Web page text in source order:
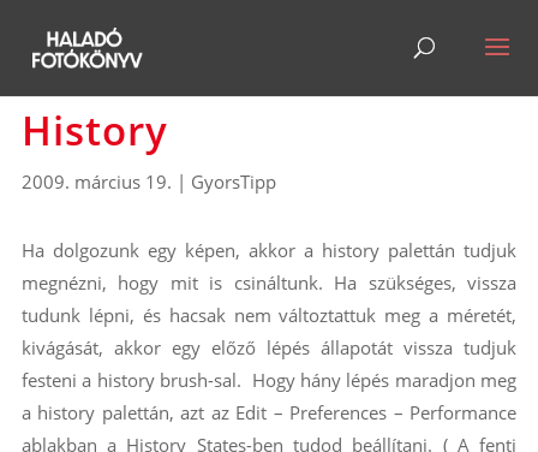
History
2009. március 19. | GyorsTipp
Ha dolgozunk egy képen, akkor a history palettán tudjuk
megnézni, hogy mit is csináltunk. Ha szükséges, vissza
tudunk lépni, és hacsak nem változtattuk meg a méretét,
kivágását, akkor egy előző lépés állapotát vissza tudjuk
festeni a history brush-sal. Hogy hány lépés maradjon meg
a history palettán, azt az Edit – Preferences – Performance
ablakban a History States-ben tudod beállítani. ( A fenti